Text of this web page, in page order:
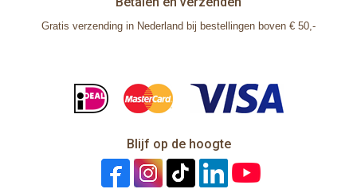
Gratis verzending in Nederland bij bestellingen boven € 50,-
Blijf op de hoogte